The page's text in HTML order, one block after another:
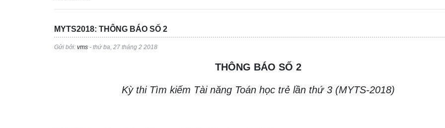
MYTS2018: THÔNG BÁO SỐ 2
Gửi bởi:vms - thứ ba, 27 tháng 2 2018
THÔNG BÁO SỐ 2
Kỳ thi Tìm kiếm Tài năng Toán học trẻ lần thứ 3 (MYTS-2018)